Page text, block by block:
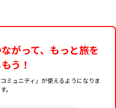
がって、もっと旅を
う！
ミュニティ」が使えるようになりま
す。